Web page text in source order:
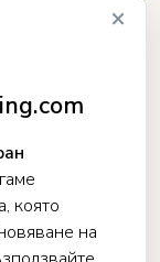
×
която
на